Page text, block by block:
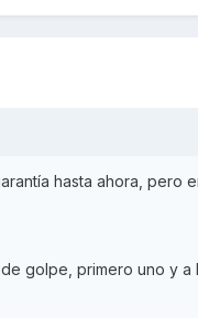
hasta ahora, pero
golpe, primero uno y a